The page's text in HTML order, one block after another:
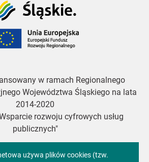
w ramach Regionalnego
Województwa Śląskiego na lata
2014-2020
rozwoju cyfrowych usług
publicznych"
używa plików cookies (tzw.